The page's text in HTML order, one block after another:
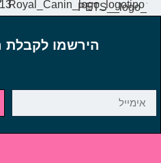
הירשמו לקבלת